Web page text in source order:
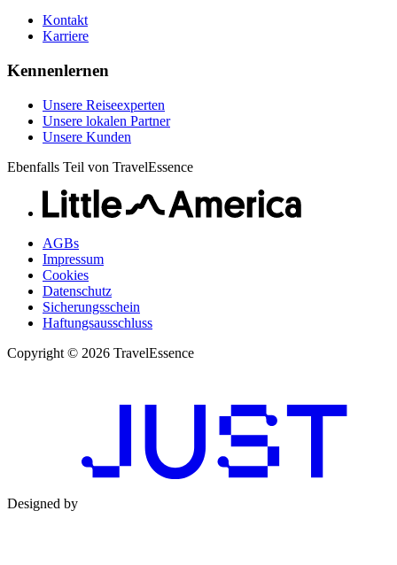
Kontakt
Karriere
Kennenlernen
Unsere Reiseexperten
Unsere lokalen Partner
Unsere Kunden
Ebenfalls Teil von TravelEssence
AGBs
Impressum
Cookies
Datenschutz
Sicherungsschein
Haftungsausschluss
Copyright © 2026 TravelEssence
Designed by